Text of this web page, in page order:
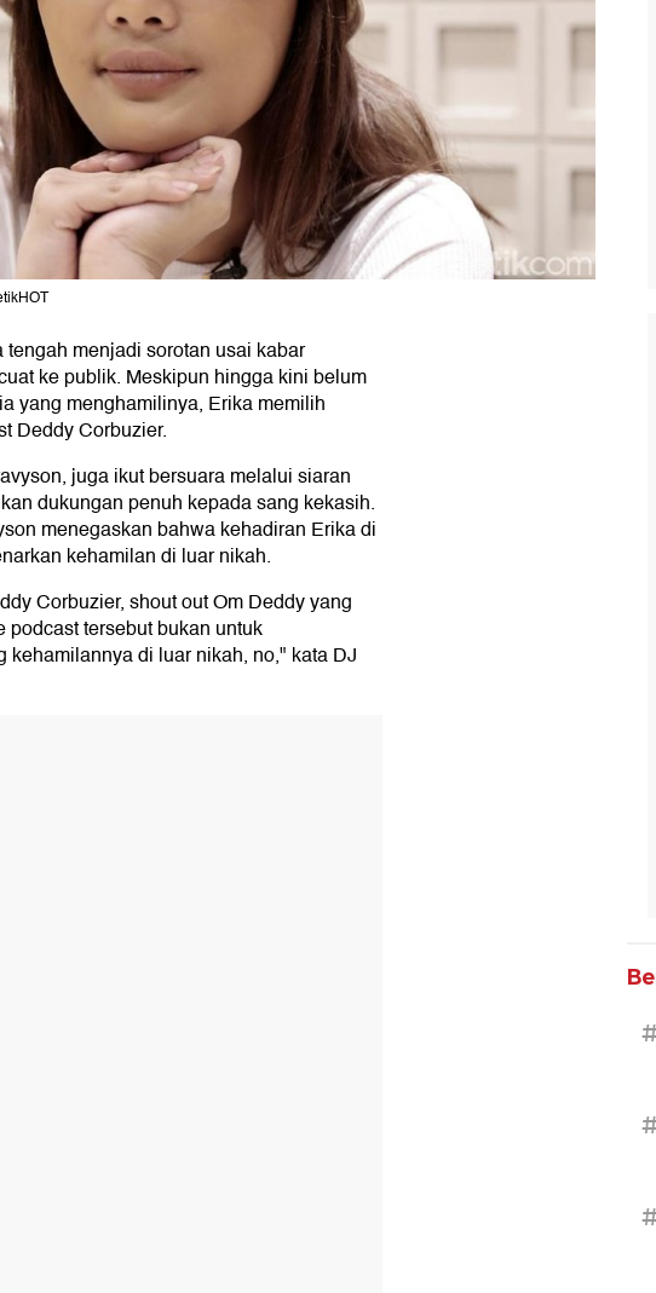
menjadi sorotan usai kabar
ke publik. Meskipun hingga kini belum
yang menghamilinya, Erika memilih
Deddy Corbuzier.
juga ikut bersuara melalui siaran
dukungan penuh kepada sang kekasih.
menegaskan bahwa kehadiran Erika di
kehamilan di luar nikah.
Corbuzier, shout out Om Deddy yang
tersebut bukan untuk
kehamilannya di luar nikah, no," kata DJ